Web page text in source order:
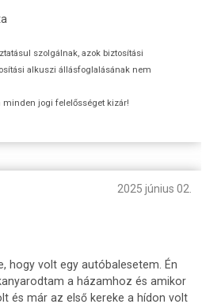
szolgálnak, azok biztosítási
alkuszi állásfoglalásának nem
minden jogi felelősséget kizár!
2025 június 02.
hogy volt egy autóbalesetem. Én
a házamhoz és amikor
és már az első kereke a hídon volt